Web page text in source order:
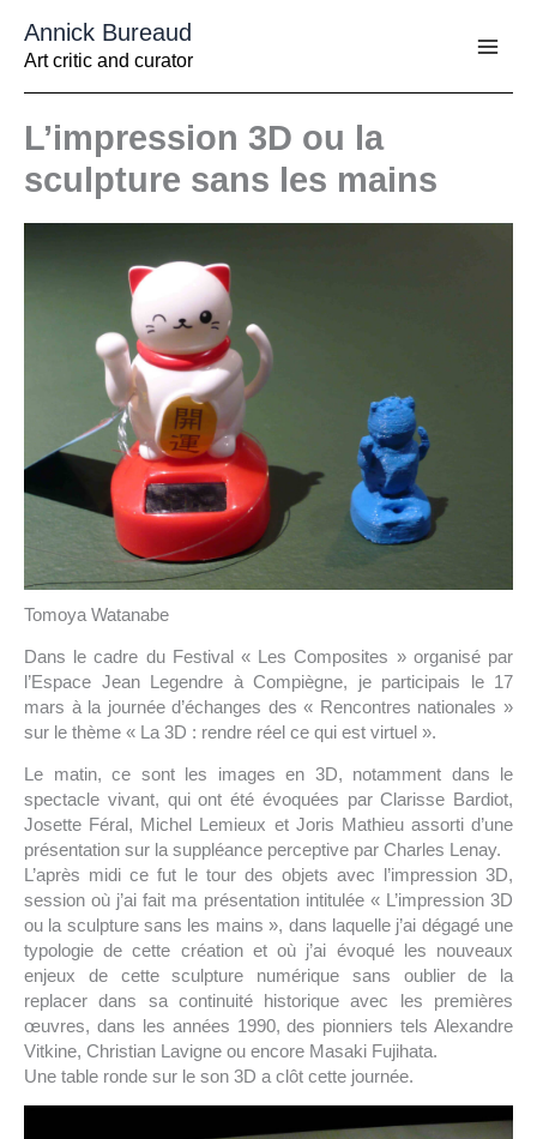
contenu
Annick Bureaud
Art critic and curator
L’impression 3D ou la
sculpture sans les mains
Tomoya Watanabe
Dans le cadre du Festival « Les Composites » organisé par
l’Espace Jean Legendre à Compiègne, je participais le 17
mars à la journée d’échanges des « Rencontres nationales »
sur le thème « La 3D : rendre réel ce qui est virtuel ».
Le matin, ce sont les images en 3D, notamment dans le
spectacle vivant, qui ont été évoquées par Clarisse Bardiot,
Josette Féral, Michel Lemieux et Joris Mathieu assorti d’une
présentation sur la suppléance perceptive par Charles Lenay.
L’après midi ce fut le tour des objets avec l’impression 3D,
session où j’ai fait ma présentation intitulée « L’impression 3D
ou la sculpture sans les mains », dans laquelle j’ai dégagé une
typologie de cette création et où j’ai évoqué les nouveaux
enjeux de cette sculpture numérique sans oublier de la
replacer dans sa continuité historique avec les premières
œuvres, dans les années 1990, des pionniers tels Alexandre
Vitkine, Christian Lavigne ou encore Masaki Fujihata.
Une table ronde sur le son 3D a clôt cette journée.